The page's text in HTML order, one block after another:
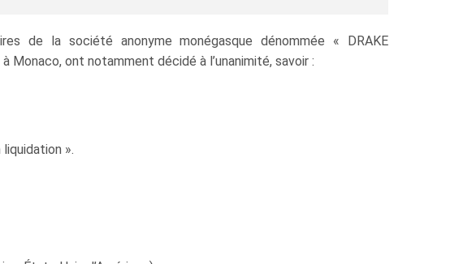
de la société anonyme monégasque dénommée « DRAKE
Monaco, ont notamment décidé à l’unanimité, savoir :
».